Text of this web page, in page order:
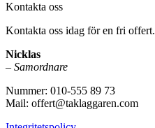
Kontakta oss
Kontakta oss idag för en fri offert.
Nicklas
– Samordnare
Nummer: 010-555 89 73
Mail: offert@taklaggaren.com